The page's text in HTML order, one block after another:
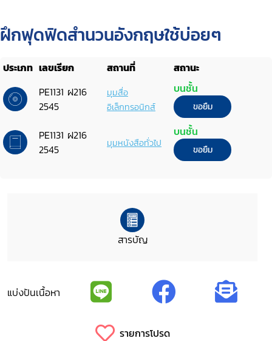
ฝึกฟุดฟิดสำนวนอังกฤษใช้บ่อยๆ
ประเภท เลขเรียก สถานที่
สถานะ
PE1131 ฝ216
2545
มุมสื่อ
อิเล็กทรอนิกส์
บนชั้น
ขอยืม
PE1131 ฝ216
2545
มุมหนังสือทั่วไป
บนชั้น
ขอยืม
สารบัญ
แบ่งปันเนื้อหา
รายการโปรด